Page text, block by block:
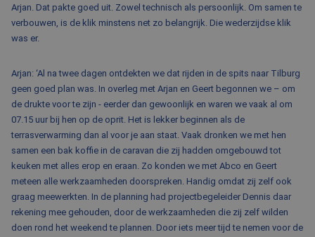
Arjan. Dat pakte goed uit. Zowel technisch als persoonlijk. Om samen te
verbouwen, is de klik minstens net zo belangrijk. Die wederzijdse klik
was er.
Arjan: ‘Al na twee dagen ontdekten we dat rijden in de spits naar Tilburg
geen goed plan was. In overleg met Arjan en Geert begonnen we – om
de drukte voor te zijn - eerder dan gewoonlijk en waren we vaak al om
07.15 uur bij hen op de oprit. Het is lekker beginnen als de
terrasverwarming dan al voor je aan staat. Vaak dronken we met hen
samen een bak koffie in de caravan die zij hadden omgebouwd tot
keuken met alles erop en eraan. Zo konden we met Abco en Geert
meteen alle werkzaamheden doorspreken. Handig omdat zij zelf ook
graag meewerkten. In de planning had projectbegeleider Dennis daar
rekening mee gehouden, door de werkzaamheden die zij zelf wilden
doen rond het weekend te plannen. Door iets meer tijd te nemen voor de